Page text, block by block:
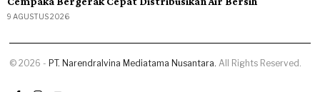
9 AGUSTUS 2026
©2026 - PT. Narendralvina Mediatama Nusantara. All Rights Reserved.